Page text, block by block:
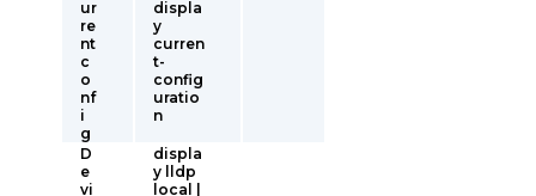
ur
re
nt
c
o
nf
i
g
displa
y
curren
t-
config
uratio
n
D
e
vi
displa
y lldp
local |